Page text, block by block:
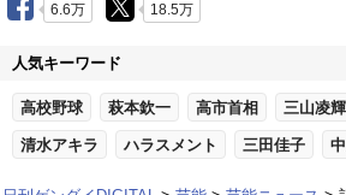
6.6万 18.5万
人気キーワード
高校野球 萩本欽一 高市首相 三山凌輝
清水アキラ ハラスメント 三田佳子